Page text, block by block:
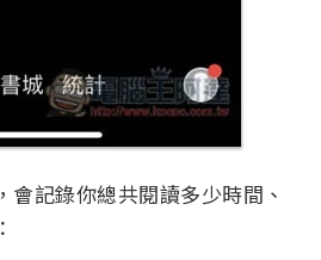
記錄你總共閱讀多少時間、